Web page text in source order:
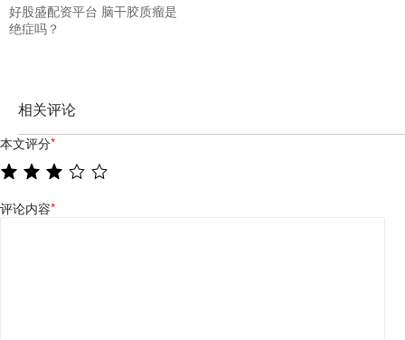
好股盛配资平台 脑干胶质瘤是
绝症吗？
相关评论
本文评分*
评论内容*